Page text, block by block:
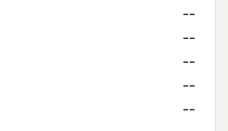
--
--
--
--
--